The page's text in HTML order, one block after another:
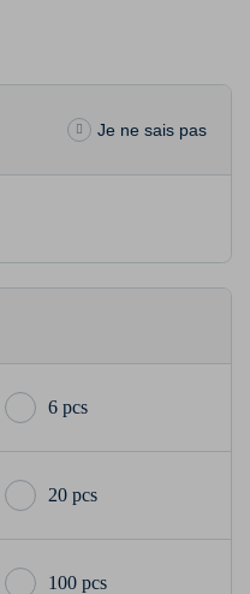
Je ne sais pas
6 pcs
20 pcs
100 pcs